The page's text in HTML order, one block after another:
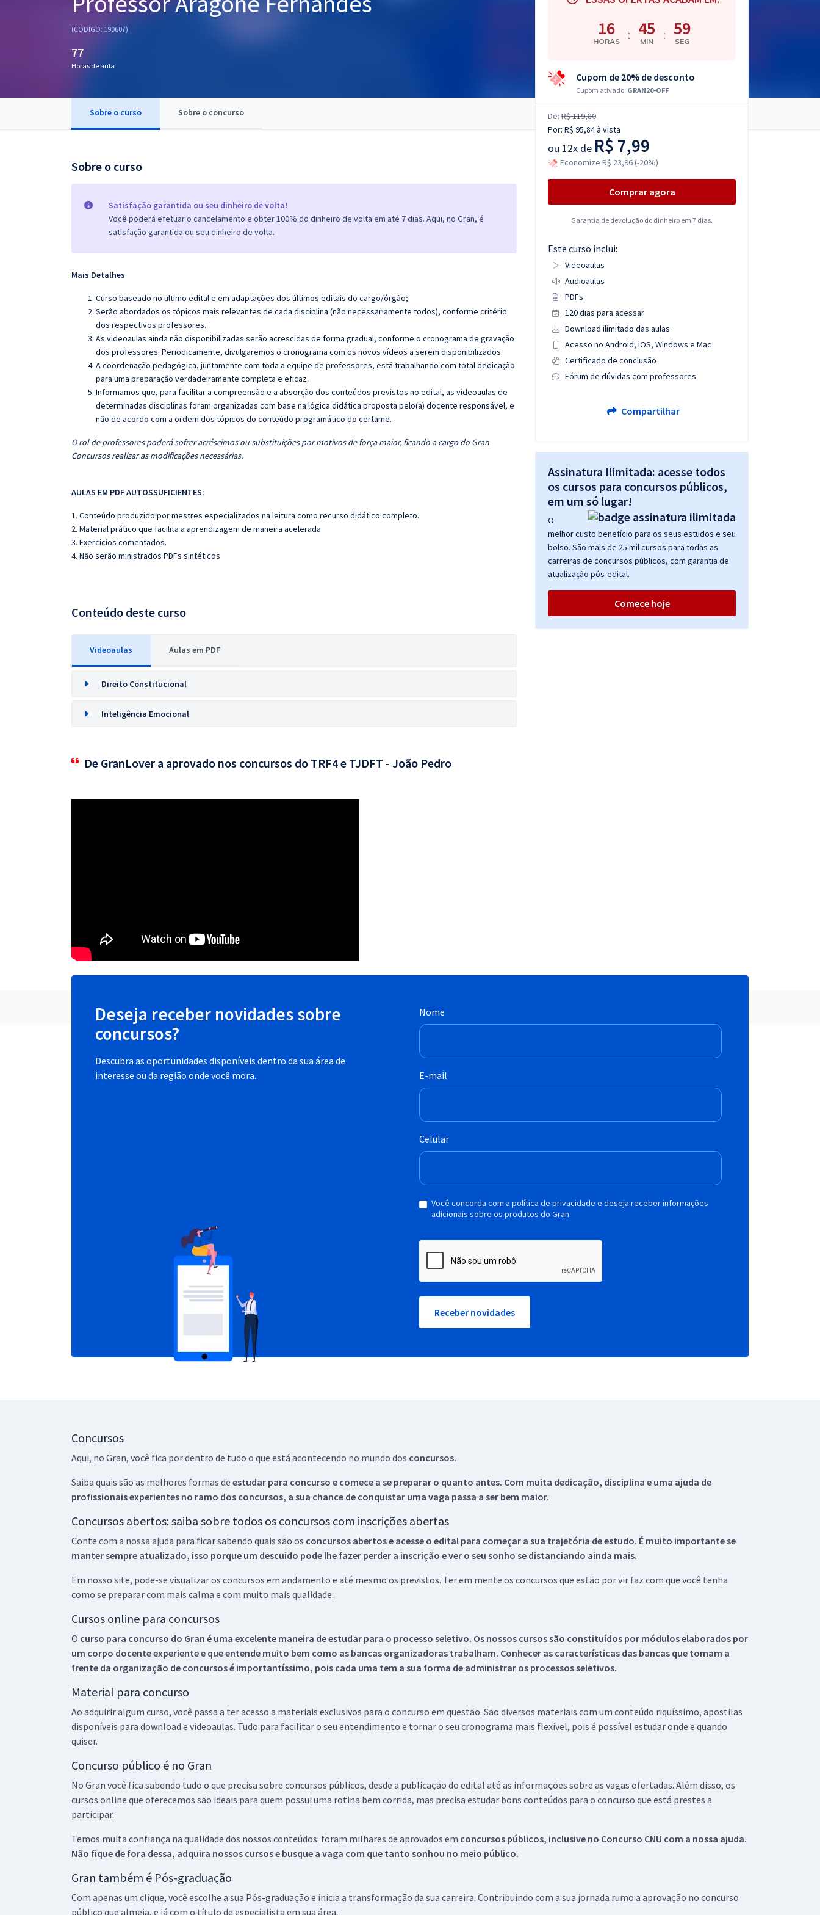
Questões grátis
(CÓDIGO: 190607)
77
Horas de aula
Sobre o curso Sobre o concurso
Sobre o curso
Satisfação garantida ou seu dinheiro de volta!
Você poderá efetuar o cancelamento e obter 100% do dinheiro de volta em até 7 dias. Aqui, no Gran, é
satisfação garantida ou seu dinheiro de volta.
Mais Detalhes
Curso baseado no ultimo edital e em adaptações dos últimos editais do cargo/órgão;
Serão abordados os tópicos mais relevantes de cada disciplina (não necessariamente todos), conforme critério
dos respectivos professores.
As videoaulas ainda não disponibilizadas serão acrescidas de forma gradual, conforme o cronograma de gravação
dos professores. Periodicamente, divulgaremos o cronograma com os novos vídeos a serem disponibilizados.
A coordenação pedagógica, juntamente com toda a equipe de professores, está trabalhando com total dedicação
para uma preparação verdadeiramente completa e eficaz.
Informamos que, para facilitar a compreensão e a absorção dos conteúdos previstos no edital, as videoaulas de
determinadas disciplinas foram organizadas com base na lógica didática proposta pelo(a) docente responsável, e
não de acordo com a ordem dos tópicos do conteúdo programático do certame.
O rol de professores poderá sofrer acréscimos ou substituições por motivos de força maior, ficando a cargo do Gran
Concursos realizar as modificações necessárias.
AULAS EM PDF AUTOSSUFICIENTES:
1. Conteúdo produzido por mestres especializados na leitura como recurso didático completo.
2. Material prático que facilita a aprendizagem de maneira acelerada.
3. Exercícios comentados.
4. Não serão ministrados PDFs sintéticos
Conteúdo deste curso
Videoaulas Aulas em PDF
Direito Constitucional
Inteligência Emocional
De GranLover a aprovado nos concursos do TRF4 e TJDFT - João Pedro
16
HORAS : 45
MIN : 58
SEG
Cupom de 20% de desconto
Cupom ativado: GRAN20-OFF
De: R$ 119,80
Por: R$ 95,84à vista
ou 12x de R$ 7,99
Economize R$ 23,96 (-20%)
Comprar agora
Garantia de devolução do dinheiro em 7 dias.
Este curso inclui:
Videoaulas
Audioaulas
PDFs
120 dias para acessar
Download ilimitado das aulas
Acesso no Android, iOS, Windows e Mac
Certificado de conclusão
Fórum de dúvidas com professores
Compartilhar
Assinatura Ilimitada: acesse todos
os cursos para concursos públicos,
em um só lugar!
O
melhor custo benefício para os seus estudos e seu
bolso. São mais de 25 mil cursos para todas as
carreiras de concursos públicos, com garantia de
atualização pós-edital.
Comece hoje
Deseja receber novidades sobre
concursos?
Descubra as oportunidades disponíveis dentro da sua área de
interesse ou da região onde você mora.
Nome
E-mail
Celular
Você concorda com a política de privacidade e deseja receber informações
adicionais sobre os produtos do Gran.
Receber novidades
Concursos
Aqui, no Gran, você fica por dentro de tudo o que está acontecendo no mundo dos concursos.
Saiba quais são as melhores formas de estudar para concurso e comece a se preparar o quanto antes. Com muita dedicação, disciplina e uma ajuda de
profissionais experientes no ramo dos concursos, a sua chance de conquistar uma vaga passa a ser bem maior.
Concursos abertos: saiba sobre todos os concursos com inscrições abertas
Conte com a nossa ajuda para ficar sabendo quais são os concursos abertos e acesse o edital para começar a sua trajetória de estudo. É muito importante se
manter sempre atualizado, isso porque um descuido pode lhe fazer perder a inscrição e ver o seu sonho se distanciando ainda mais.
Em nosso site, pode-se visualizar os concursos em andamento e até mesmo os previstos. Ter em mente os concursos que estão por vir faz com que você tenha
como se preparar com mais calma e com muito mais qualidade.
Cursos online para concursos
O curso para concurso do Gran é uma excelente maneira de estudar para o processo seletivo. Os nossos cursos são constituídos por módulos elaborados por
um corpo docente experiente e que entende muito bem como as bancas organizadoras trabalham. Conhecer as características das bancas que tomam a
frente da organização de concursos é importantíssimo, pois cada uma tem a sua forma de administrar os processos seletivos.
Material para concurso
Ao adquirir algum curso, você passa a ter acesso a materiais exclusivos para o concurso em questão. São diversos materiais com um conteúdo riquíssimo, apostilas
disponíveis para download e videoaulas. Tudo para facilitar o seu entendimento e tornar o seu cronograma mais flexível, pois é possível estudar onde e quando
quiser.
Concurso público é no Gran
No Gran você fica sabendo tudo o que precisa sobre concursos públicos, desde a publicação do edital até as informações sobre as vagas ofertadas. Além disso, os
cursos online que oferecemos são ideais para quem possui uma rotina bem corrida, mas precisa estudar bons conteúdos para o concurso que está prestes a
participar.
Temos muita confiança na qualidade dos nossos conteúdos: foram milhares de aprovados em concursos públicos, inclusive no Concurso CNU com a nossa ajuda.
Não fique de fora dessa, adquira nossos cursos e busque a vaga com que tanto sonhou no meio público.
Gran também é Pós-graduação
Com apenas um clique, você escolhe a sua Pós-graduação e inicia a transformação da sua carreira. Contribuindo com a sua jornada rumo a aprovação no concurso
público que almeja, e já com o título de especialista em sua área.